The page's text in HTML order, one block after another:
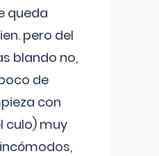
queda
pero del
blando no,
de
con
culo) muy